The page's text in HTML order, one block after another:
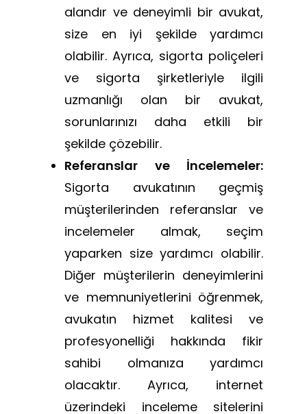
alandır ve deneyimli bir avukat,
size en iyi şekilde yardımcı
olabilir. Ayrıca, sigorta poliçeleri
ve sigorta şirketleriyle ilgili
uzmanlığı olan bir avukat,
sorunlarınızı daha etkili bir
şekilde çözebilir.
Referanslar ve İncelemeler:
Sigorta avukatının geçmiş
müşterilerinden referanslar ve
incelemeler almak, seçim
yaparken size yardımcı olabilir.
Diğer müşterilerin deneyimlerini
ve memnuniyetlerini öğrenmek,
avukatın hizmet kalitesi ve
profesyonelliği hakkında fikir
sahibi olmanıza yardımcı
olacaktır. Ayrıca, internet
üzerindeki inceleme sitelerini